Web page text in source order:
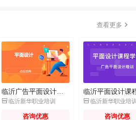
查看更多 
临沂广告平面设计培训学校
临沂新华职业培训
咨询优惠
临沂新华职业培
咨询优惠